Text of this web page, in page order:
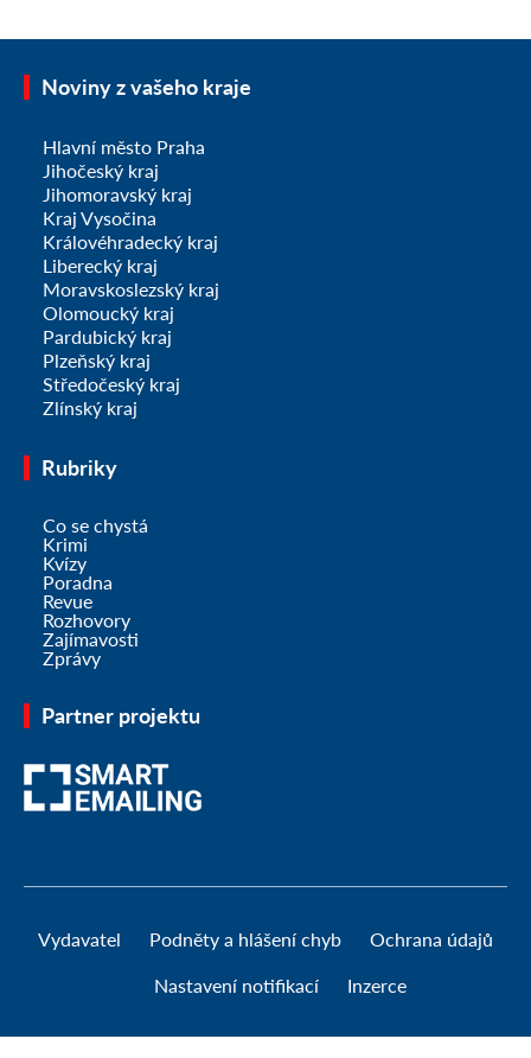
Noviny z vašeho kraje
Hlavní město Praha
Jihočeský kraj
Jihomoravský kraj
Kraj Vysočina
Královéhradecký kraj
Liberecký kraj
Moravskoslezský kraj
Olomoucký kraj
Pardubický kraj
Plzeňský kraj
Středočeský kraj
Zlínský kraj
Rubriky
Co se chystá
Krimi
Kvízy
Poradna
Revue
Rozhovory
Zajímavosti
Zprávy
Partner projektu
Vydavatel Podněty a hlášení chyb Ochrana údajů
Nastavení notifikací Inzerce